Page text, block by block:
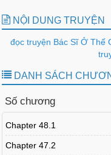
NỘI DUNG TRUYỆN
đọc truyện Bác Sĩ Ở Thế
DANH SÁCH
Số chương
Chapter 48.1
Chapter 47.2